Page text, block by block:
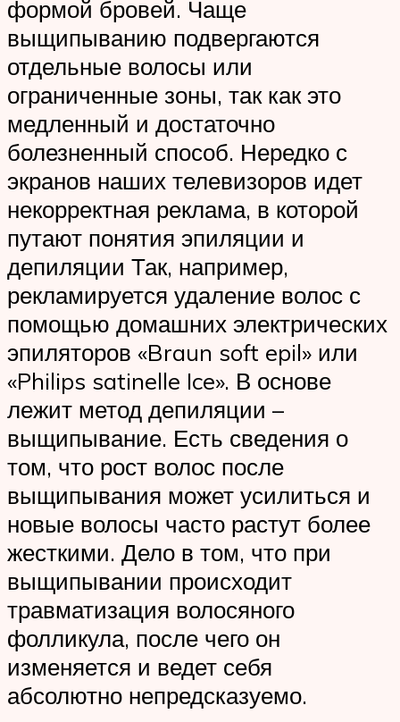
формой бровей. Чаще
выщипыванию подвергаются
отдельные волосы или
ограниченные зоны, так как это
медленный и достаточно
болезненный способ. Нередко с
экранов наших телевизоров идет
некорректная реклама, в которой
путают понятия эпиляции и
депиляции Так, например,
рекламируется удаление волос с
помощью домашних электрических
эпиляторов «Braun soft epil» или
«Philips satinelle Ice». В основе
лежит метод депиляции –
выщипывание. Есть сведения о
том, что рост волос после
выщипывания может усилиться и
новые волосы часто растут более
жесткими. Дело в том, что при
выщипывании происходит
травматизация волосяного
фолликула, после чего он
изменяется и ведет себя
абсолютно непредсказуемо.